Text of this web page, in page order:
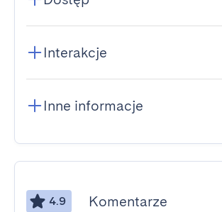
Interakcje
Inne informacje
4.9 Komentarze